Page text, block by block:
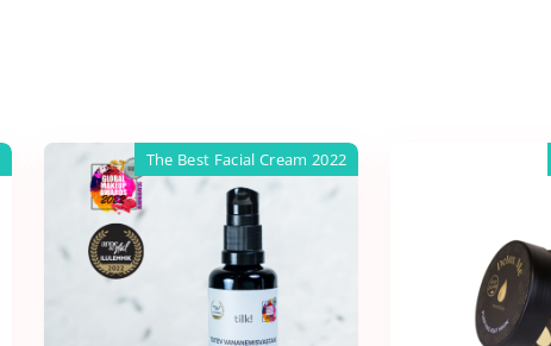
The Best Facial Cream 2022